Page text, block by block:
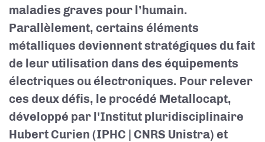
maladies graves pour l’humain.
Parallèlement, certains éléments
métalliques deviennent stratégiques du fait
de leur utilisation dans des équipements
électriques ou électroniques. Pour relever
ces deux défis, le procédé Metallocapt,
développé par l'Institut pluridisciplinaire
Hubert Curien (IPHC | CNRS Unistra) et